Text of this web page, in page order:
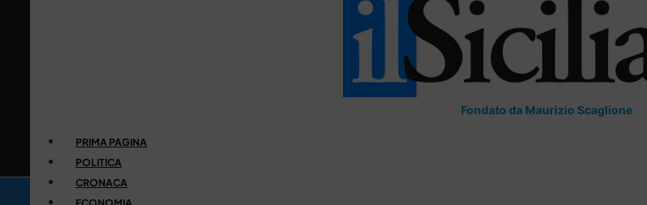
Fondato da Maurizio Scaglione
PRIMA PAGINA
POLITICA
CRONACA